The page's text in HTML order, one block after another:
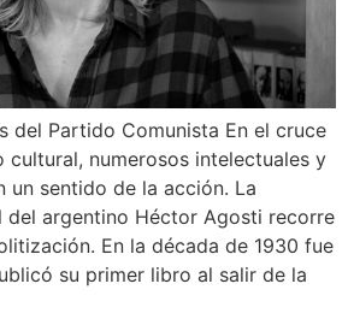
del Partido Comunista En el cruce
numerosos intelectuales y
un sentido de la acción. La
del argentino Héctor Agosti recorre
En la década de 1930 fue
su primer libro al salir de la